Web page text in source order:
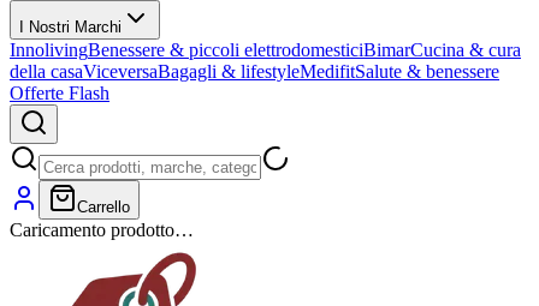
I Nostri Marchi
InnolivingBenessere & piccoli elettrodomesticiBimarCucina & cura
della casaViceversaBagagli & lifestyleMedifitSalute & benessere
Offerte Flash
Carrello
Caricamento prodotto…